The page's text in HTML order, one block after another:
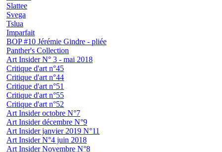
Slattee
Svega
Tslua
Imparfait
BOP #10 Jérémie Gindre - pliée
Panther's Collection
Art Insider N° 3 - mai 2018
Critique d'art n°45
Critique d'art n°44
Critique d'art n°51
Critique d'art n°55
Critique d'art n°52
Art Insider octobre N°7
Art Insider décembre N°9
Art Insider janvier 2019 N°11
Art Insider N°4 juin 2018
Art Insider Novembre N°8